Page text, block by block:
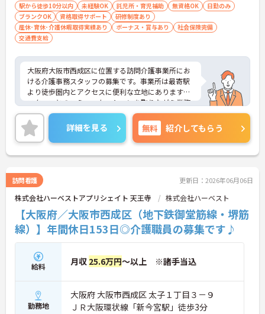
駅から徒歩10分以内 未経験OK 託児所・育児補助 無資格OK
日勤のみ
ブランクOK
資格取得サポート
研修制度あり
産休･育休･介護休暇取得実績あり
ボーナス・賞与あり
社会保険完備
交通費支給
大阪府大阪市西成区に位置する訪問介護事業所にお
ける介護事務スタッフの募集です。事業所は最寄駅
より徒歩圏内とアクセスに便利な立地にあります。
スタッフとのコミュニケーションを取りながら業務
を行っていただきます。完全週休2日制＆土日はお休
みなので、プライベートとのメリハリのある働き方
が可能です。
＜業界トップレベルの高水準な給与・賞与＞賞与は
年2回の基本ボーナスに加え、業績と評価に応じた
の支給実績があります。スタッフの頑張りをしっか
り収入で還元する安心の待遇です。
＜ICT活用と充実の福利厚生で働きやすさ抜群＞Slac
k等のICTを全面導入し、面倒な紙の事務作業を削
減。さらに、当日予約OKの頼れる託児所や、有給休
暇の取得しやすい環境があり、ネイルOKなど、自分
らしく柔軟に働ける環境が整っています。
＜費用負担なし！手厚い資格取得・キャリアアップ
支援＞ケアマネや管理者などの資格取得にかかる費
用は会社が負担し、指定の講習日は「勤務扱い」に
なります。合格時にはお祝い金もあり、未経験から
でも働きながら負担なくステップアップを目指せま
す。（会社が認めたものに限る）
詳細を見る 無料 紹介してもらう
訪問看護 更新日：2026年06月06日
株式会社ハーベストアプリシェイト 天王寺 株式会社ハーベスト
【大阪府／大阪市西成区（地下鉄御堂筋線・堺筋
線）】年間休日153日◎介護職員の募集です♪
給料 月収 25.6万円～以上 ※諸手当込
勤務地
大阪府 大阪市西成区 太子１丁目３－９
ＪＲ大阪環状線「新今宮駅」徒歩3分